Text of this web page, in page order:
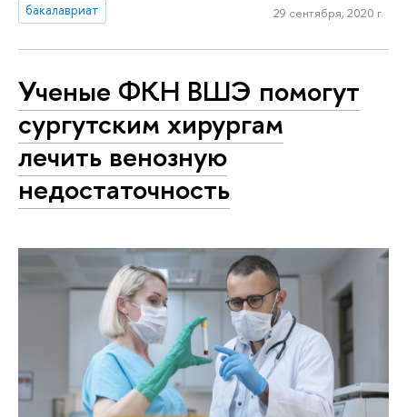
бакалавриат
29 сентября, 2020 г.
Ученые ФКН ВШЭ помогут
сургутским хирургам
лечить венозную
недостаточность